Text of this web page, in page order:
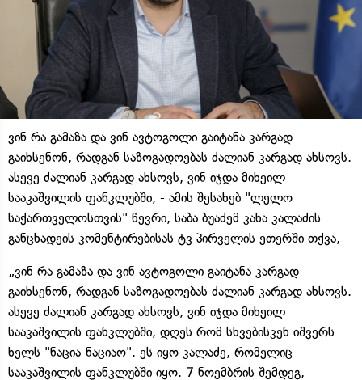
ვინ რა გამაზა და ვინ ავტოგოლი გაიტანა კარგად
გაიხსენონ, რადგან საზოგადოებას ძალიან კარგად ახსოვს.
ასევე ძალიან კარგად ახსოვს, ვინ იჯდა მიხეილ
სააკაშვილის ფანკლუბში, - ამის შესახებ "ლელო
საქართველოსთვის" წევრი, საბა ბუაძემ კახა კალაძის
განცხადეის კომენტირებისას ტვ პირველის ეთერში თქვა,
„ვინ რა გამაზა და ვინ ავტოგოლი გაიტანა კარგად
გაიხსენონ, რადგან საზოგადოებას ძალიან კარგად ახსოვს.
ასევე ძალიან კარგად ახსოვს, ვინ იჯდა მიხეილ
სააკაშვილის ფანკლუბში, დღეს რომ სხვებისკენ იშვერს
ხელს "ნაცია-ნაციაო". ეს იყო კალაძე, რომელიც
სააკაშვილის ფანკლუბში იყო. 7 ნოემბრის შემდეგ,